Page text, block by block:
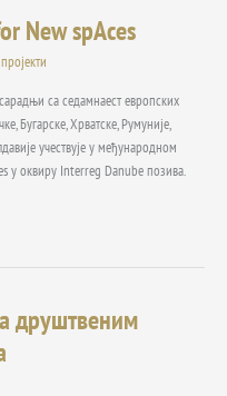
New spAces
са седамнаест европских
Бугарске, Хрватске, Румуније,
учествује у међународном
у оквиру Interreg Danube позива.
друштвеним